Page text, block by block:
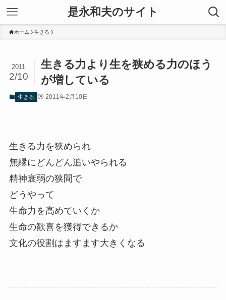
是永和夫のサイト
ホーム 生きる
生きる力より生を狭める力のほう
が増している
2011
2/10
生きる 2011年2月10日
生きる力を狭められ
無縁にどんどん追いやられる
精神衰弱の狭間で
どうやって
生命力を高めていくか
生命の歓喜を獲得できるか
文化の役割はますます大きくなる